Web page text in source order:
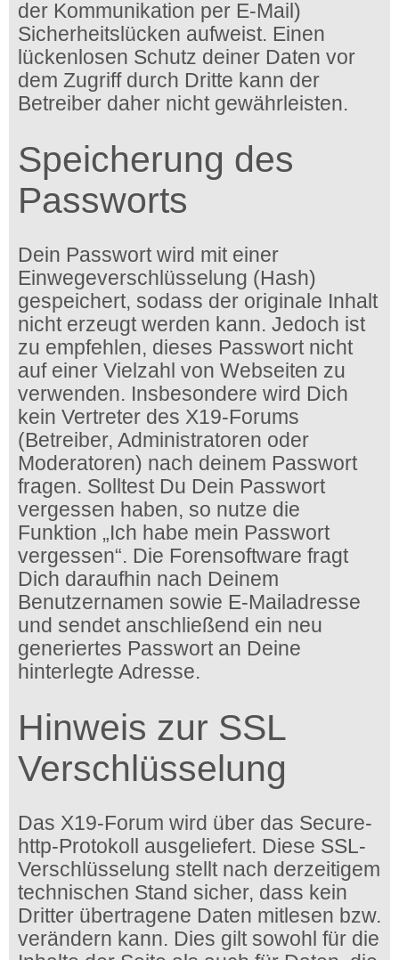
der Kommunikation per E-Mail)
Sicherheitslücken aufweist. Einen
lückenlosen Schutz deiner Daten vor
dem Zugriff durch Dritte kann der
Betreiber daher nicht gewährleisten.
Speicherung des
Passworts
Dein Passwort wird mit einer
Einwegeverschlüsselung (Hash)
gespeichert, sodass der originale Inhalt
nicht erzeugt werden kann. Jedoch ist
zu empfehlen, dieses Passwort nicht
auf einer Vielzahl von Webseiten zu
verwenden. Insbesondere wird Dich
kein Vertreter des X19-Forums
(Betreiber, Administratoren oder
Moderatoren) nach deinem Passwort
fragen. Solltest Du Dein Passwort
vergessen haben, so nutze die
Funktion „Ich habe mein Passwort
vergessen“. Die Forensoftware fragt
Dich daraufhin nach Deinem
Benutzernamen sowie E-Mailadresse
und sendet anschließend ein neu
generiertes Passwort an Deine
hinterlegte Adresse.
Hinweis zur SSL
Verschlüsselung
Das X19-Forum wird über das Secure-
http-Protokoll ausgeliefert. Diese SSL-
Verschlüsselung stellt nach derzeitigem
technischen Stand sicher, dass kein
Dritter übertragene Daten mitlesen bzw.
verändern kann. Dies gilt sowohl für die